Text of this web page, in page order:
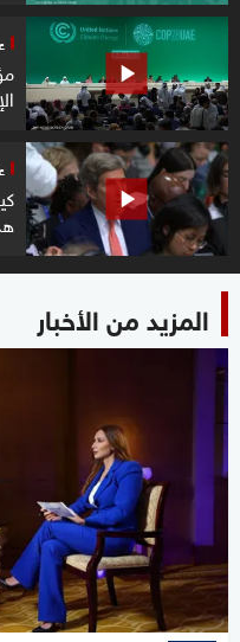
هدف
المزيد من الأخبار